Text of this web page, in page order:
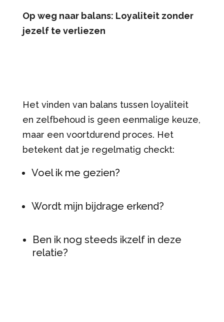
Op weg naar balans: Loyaliteit zonder
jezelf te verliezen
Het vinden van balans tussen loyaliteit
en zelfbehoud is geen eenmalige keuze,
maar een voortdurend proces. Het
betekent dat je regelmatig checkt:
Voel ik me gezien?
Wordt mijn bijdrage erkend?
Ben ik nog steeds ikzelf in deze
relatie?